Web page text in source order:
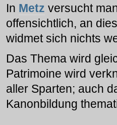
In Metz versucht
offensichtlich, an
widmet sich nichts
Das Thema wird
Patrimoine wird
aller Sparten; auch
Kanonbildung